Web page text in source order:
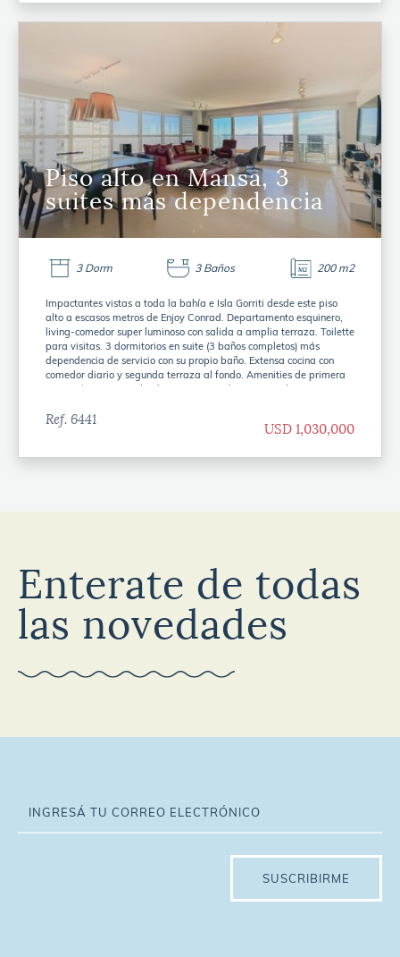
Piso alto en Mansa, 3
suites más dependencia
3 Dorm 3 Baños 200 m2
Impactantes vistas a toda la bahía e Isla Gorriti desde este piso
alto a escasos metros de Enjoy Conrad. Departamento esquinero,
living-comedor super luminoso con salida a amplia terraza. Toilette
para visitas. 3 dormitorios en suite (3 baños completos) más
dependencia de servicio con su propio baño. Extensa cocina con
comedor diario y segunda terraza al fondo. Amenities de primera
categoría y servicio de playa a pasitos de OVO Beach.
Ref. 6441
USD 1,030,000
Enterate de todas
las novedades
SUSCRIBIRME